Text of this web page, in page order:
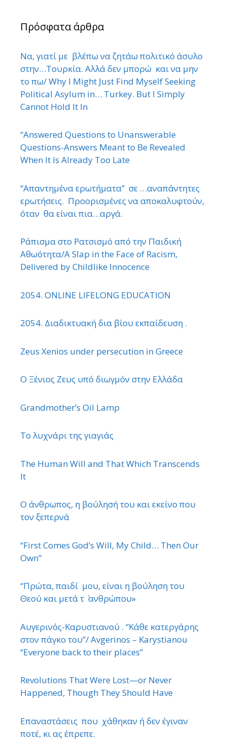
Πρόσφατα άρθρα
Να, γιατί με βλέπω να ζητάω πολιτικό άσυλο
στην…Τουρκία. Αλλά δεν μπορώ και να μην
το πω/ Why I Might Just Find Myself Seeking
Political Asylum in… Turkey. But I Simply
Cannot Hold It In
“Answered Questions to Unanswerable
Questions-Answers Meant to Be Revealed
When It Is Already Too Late
“Απαντημένα ερωτήματα” σε …αναπάντητες
ερωτήσεις. Προορισμένες να αποκαλυφτούν,
όταν θα είναι πια…αργά.
Ράπισμα στο Ρατσισμό από την Παιδική
Αθωότητα/A Slap in the Face of Racism,
Delivered by Childlike Innocence
2054. ONLINE LIFELONG EDUCATION
2054. Διαδικτυακή δια βίου εκπαίδευση .
Zeus Xenios under persecution in Greece
Ο Ξένιος Ζευς υπό διωγμόν στην Ελλάδα
Grandmother’s Oil Lamp
Το λυχνάρι της γιαγιάς
The Human Will and That Which Transcends
It
Ο άνθρωπος, η βούλησή του και εκείνο που
τον ξεπερνά
“First Comes God’s Will, My Child… Then Our
Own”
“Πρώτα, παιδί μου, είναι η βούληση του
Θεού και μετά τ ΄ ανθρώπου»
Αυγερινός-Καρυστιανού . “Κάθε κατεργάρης
στον πάγκο του”/ Avgerinos – Karystianou
“Εveryone back to their places”
Revolutions That Were Lost—or Never
Happened, Though They Should Have
Επαναστάσεις που χάθηκαν ή δεν έγιναν
ποτέ, κι ας έπρεπε.